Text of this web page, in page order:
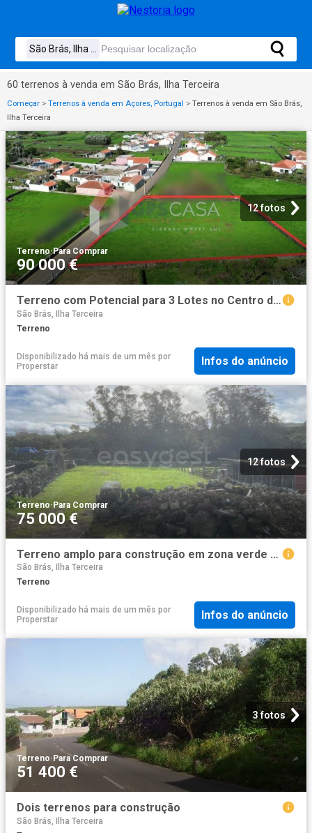
60 terrenos à venda em São Brás, Ilha Terceira
Começar > Terrenos à venda em Açores, Portugal > Terrenos à venda em São Brás,
Ilha Terceira
12 fotos
Terreno·Para Comprar
90 000 €
Terreno com Potencial para 3 Lotes no Centro de São Brás
São Brás, Ilha Terceira
Terreno
Disponibilizado há mais de um mês por
Properstar
Infos do anúncio
12 fotos
Terreno·Para Comprar
75 000 €
Terreno amplo para construção em zona verde e tranquila
São Brás, Ilha Terceira
Terreno
Disponibilizado há mais de um mês por
Properstar
Infos do anúncio
3 fotos
Terreno· Para Comprar
51 400 €
Dois terrenos para construção
São Brás, Ilha Terceira